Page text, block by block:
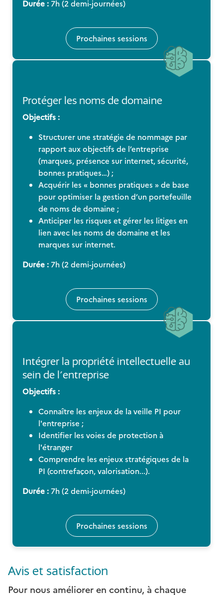
Durée : 7h (2 demi-journées)
Prochaines sessions
Protéger les noms de domaine
Objectifs :
Structurer une stratégie de nommage par
rapport aux objectifs de l’entreprise
(marques, présence sur internet, sécurité,
bonnes pratiques…) ;
Acquérir les « bonnes pratiques » de base
pour optimiser la gestion d’un portefeuille
de noms de domaine ;
Anticiper les risques et gérer les litiges en
lien avec les noms de domaine et les
marques sur internet.
Durée : 7h (2 demi-journées)
Prochaines sessions
Intégrer la propriété intellectuelle au
sein de l'entreprise
Objectifs :
Connaître les enjeux de la veille PI pour
l'entreprise ;
Identifier les voies de protection à
l'étranger
Comprendre les enjeux stratégiques de la
PI (contrefaçon, valorisation...).
Durée : 7h (2 demi-journées)
Prochaines sessions
Avis et satisfaction
Pour nous améliorer en continu, à chaque